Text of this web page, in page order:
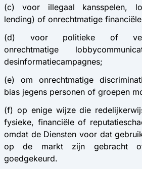
(c) voor illegaal kansspelen,
lending) of onrechtmatige
(d) voor politieke of
onrechtmatige
desinformatiecampagnes;
(e) om onrechtmatige
bias jegens personen of groepen
(f) op enige wijze die
fysieke, financiële of
omdat de Diensten voor dat
op de markt zijn gebracht
goedgekeurd.